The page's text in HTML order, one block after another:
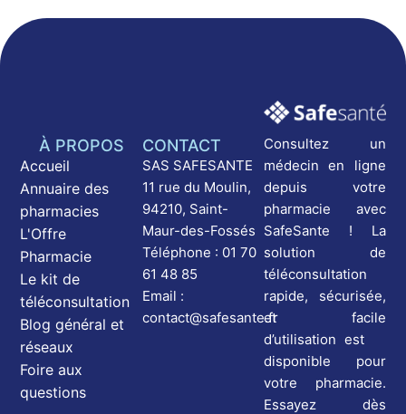
Consultez un
médecin en ligne
depuis votre
pharmacie avec
SafeSante ! La
solution de
téléconsultation
rapide, sécurisée,
et facile
d’utilisation est
disponible pour
votre pharmacie.
Essayez dès
CONTACT
SAS SAFESANTE
11 rue du Moulin,
94210, Saint-
Maur-des-Fossés
Téléphone : 01 70
61 48 85
Email :
contact@safesante.fr
À PROPOS
Accueil
Annuaire des
pharmacies
L'Offre
Pharmacie
Le kit de
téléconsultation
Blog général et
réseaux
Foire aux
questions